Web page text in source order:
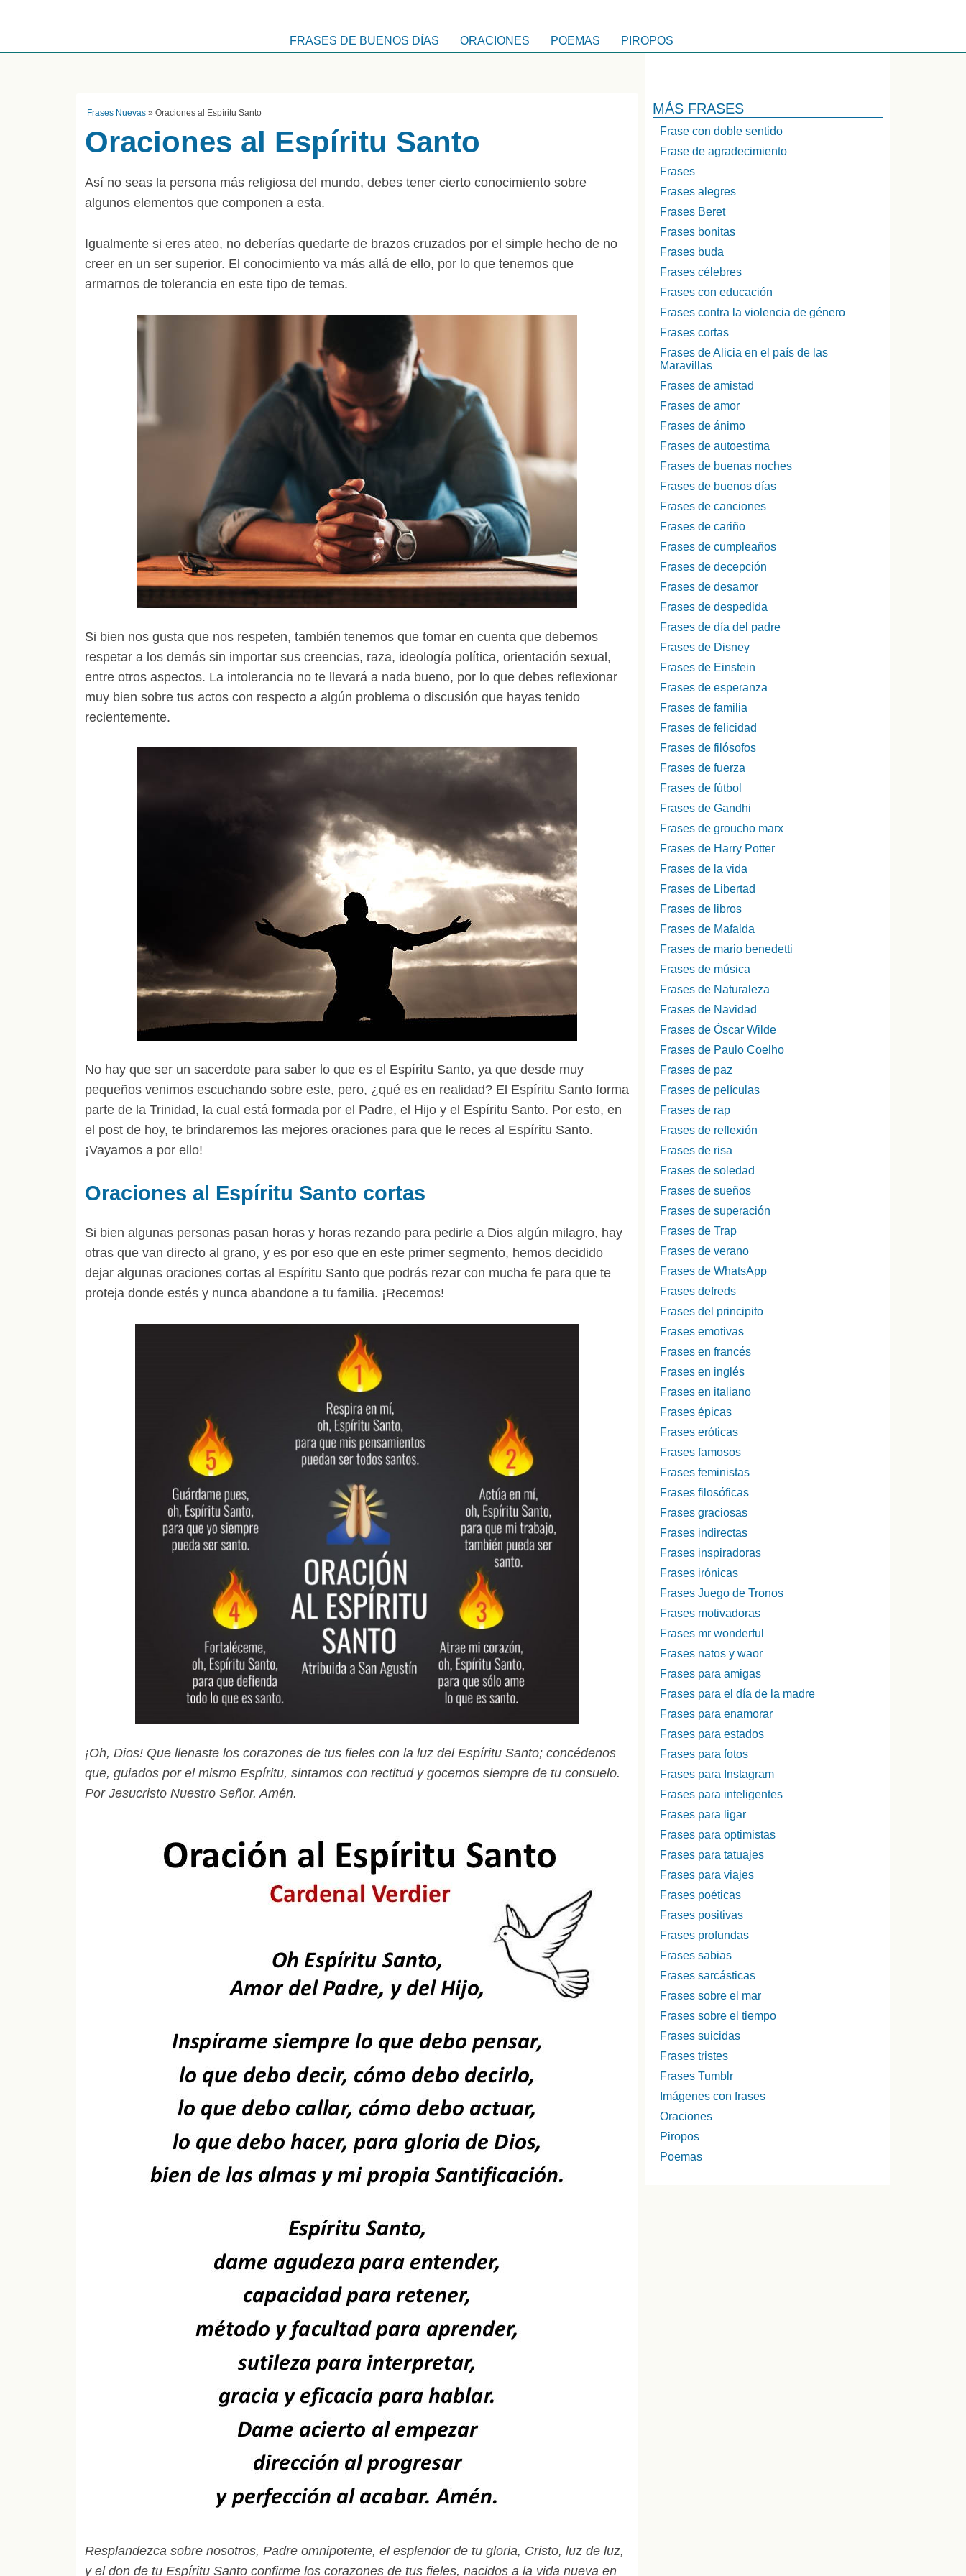
FRASES DE BUENOS DÍAS ORACIONES POEMAS PIROPOS
Frases Nuevas » Oraciones al Espíritu Santo
Oraciones al Espíritu Santo
Así no seas la persona más religiosa del mundo, debes tener cierto conocimiento sobre
algunos elementos que componen a esta.
Igualmente si eres ateo, no deberías quedarte de brazos cruzados por el simple hecho de no
creer en un ser superior. El conocimiento va más allá de ello, por lo que tenemos que
armarnos de tolerancia en este tipo de temas.
Si bien nos gusta que nos respeten, también tenemos que tomar en cuenta que debemos
respetar a los demás sin importar sus creencias, raza, ideología política, orientación sexual,
entre otros aspectos. La intolerancia no te llevará a nada bueno, por lo que debes reflexionar
muy bien sobre tus actos con respecto a algún problema o discusión que hayas tenido
recientemente.
No hay que ser un sacerdote para saber lo que es el Espíritu Santo, ya que desde muy
pequeños venimos escuchando sobre este, pero, ¿qué es en realidad? El Espíritu Santo forma
parte de la Trinidad, la cual está formada por el Padre, el Hijo y el Espíritu Santo. Por esto, en
el post de hoy, te brindaremos las mejores oraciones para que le reces al Espíritu Santo.
¡Vayamos a por ello!
Oraciones al Espíritu Santo cortas
Si bien algunas personas pasan horas y horas rezando para pedirle a Dios algún milagro, hay
otras que van directo al grano, y es por eso que en este primer segmento, hemos decidido
dejar algunas oraciones cortas al Espíritu Santo que podrás rezar con mucha fe para que te
proteja donde estés y nunca abandone a tu familia. ¡Recemos!
¡Oh, Dios! Que llenaste los corazones de tus fieles con la luz del Espíritu Santo; concédenos
que, guiados por el mismo Espíritu, sintamos con rectitud y gocemos siempre de tu consuelo.
Por Jesucristo Nuestro Señor. Amén.
Resplandezca sobre nosotros, Padre omnipotente, el esplendor de tu gloria, Cristo, luz de luz,
y el don de tu Espíritu Santo confirme los corazones de tus fieles, nacidos a la vida nueva en
MÁS FRASES
Frase con doble sentido
Frase de agradecimiento
Frases
Frases alegres
Frases Beret
Frases bonitas
Frases buda
Frases célebres
Frases con educación
Frases contra la violencia de género
Frases cortas
Frases de Alicia en el país de las
Maravillas
Frases de amistad
Frases de amor
Frases de ánimo
Frases de autoestima
Frases de buenas noches
Frases de buenos días
Frases de canciones
Frases de cariño
Frases de cumpleaños
Frases de decepción
Frases de desamor
Frases de despedida
Frases de día del padre
Frases de Disney
Frases de Einstein
Frases de esperanza
Frases de familia
Frases de felicidad
Frases de filósofos
Frases de fuerza
Frases de fútbol
Frases de Gandhi
Frases de groucho marx
Frases de Harry Potter
Frases de la vida
Frases de Libertad
Frases de libros
Frases de Mafalda
Frases de mario benedetti
Frases de música
Frases de Naturaleza
Frases de Navidad
Frases de Óscar Wilde
Frases de Paulo Coelho
Frases de paz
Frases de películas
Frases de rap
Frases de reflexión
Frases de risa
Frases de soledad
Frases de sueños
Frases de superación
Frases de Trap
Frases de verano
Frases de WhatsApp
Frases defreds
Frases del principito
Frases emotivas
Frases en francés
Frases en inglés
Frases en italiano
Frases épicas
Frases eróticas
Frases famosos
Frases feministas
Frases filosóficas
Frases graciosas
Frases indirectas
Frases inspiradoras
Frases irónicas
Frases Juego de Tronos
Frases motivadoras
Frases mr wonderful
Frases natos y waor
Frases para amigas
Frases para el día de la madre
Frases para enamorar
Frases para estados
Frases para fotos
Frases para Instagram
Frases para inteligentes
Frases para ligar
Frases para optimistas
Frases para tatuajes
Frases para viajes
Frases poéticas
Frases positivas
Frases profundas
Frases sabias
Frases sarcásticas
Frases sobre el mar
Frases sobre el tiempo
Frases suicidas
Frases tristes
Frases Tumblr
Imágenes con frases
Oraciones
Piropos
Poemas